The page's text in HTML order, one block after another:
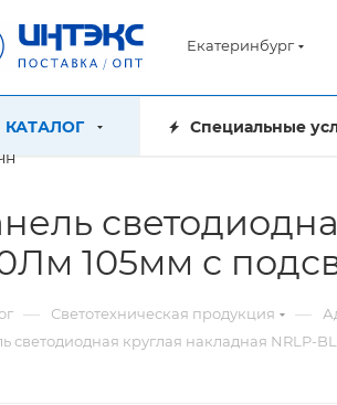
Екатеринбург
КАТАЛОГ Специальные
105мм с
— Светотехническая продукция —
светодиодная круглая накладная NRLP-